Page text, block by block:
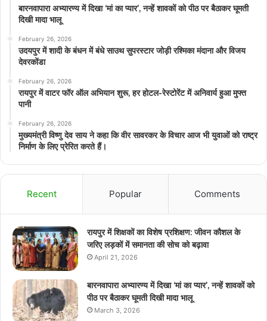
बारनवापारा अभ्यारण्य में दिखा ‘मां का प्यार’, नन्हें शावकों को पीठ पर बैठाकर घूमती
दिखी मादा भालू
February 26, 2026
उदयपुर में शादी के बंधन में बंधे साउथ सुपरस्टार जोड़ी रश्मिका मंदाना और विजय
देवरकोंडा
February 26, 2026
रायपुर में वाटर फॉर ऑल अभियान शुरू, हर होटल-रेस्टोरेंट में अनिवार्य हुआ मुफ्त
पानी
February 26, 2026
मुख्यमंत्री विष्णु देव साय ने कहा कि वीर सावरकर के विचार आज भी युवाओं को राष्ट्र
निर्माण के लिए प्रेरित करते हैं।
Recent Popular Comments
रायपुर में शिक्षकों का विशेष प्रशिक्षण: जीवन कौशल के
जरिए लड़कों में समानता की सोच को बढ़ावा
April 21, 2026
बारनवापारा अभ्यारण्य में दिखा ‘मां का प्यार’, नन्हें शावकों को
पीठ पर बैठाकर घूमती दिखी मादा भालू
March 3, 2026